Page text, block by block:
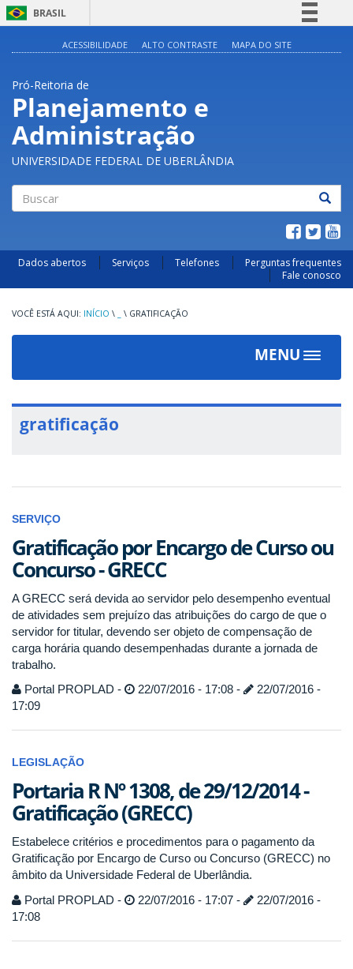
BRASIL
Acesso à informação
ACESSIBILIDADE ALTO CONTRASTE MAPA DO SITE
Pró-Reitoria de
Planejamento e
Administração
UNIVERSIDADE FEDERAL DE UBERLÂNDIA
Dados abertos Serviços Telefones
Perguntas frequentes
Fale conosco
INÍCIO \ \ GRATIFICAÇÃO
MENU
Toggle
gratificação
SERVIÇO
Gratificação por Encargo de Curso ou
Concurso - GRECC
A GRECC será devida ao servidor pelo desempenho eventual
de atividades sem prejuízo das atribuições do cargo de que o
servidor for titular, devendo ser objeto de compensação de
carga horária quando desempenhadas durante a jornada de
trabalho.
Portal PROPLAD -
22/07/2016 - 17:08 -
22/07/2016 -
17:09
LEGISLAÇÃO
Portaria R Nº 1308, de 29/12/2014 -
Gratificação (GRECC)
Estabelece critérios e procedimentos para o pagamento da
Gratificação por Encargo de Curso ou Concurso (GRECC) no
âmbito da Universidade Federal de Uberlândia.
Portal PROPLAD -
22/07/2016 - 17:07 -
22/07/2016 -
17:08